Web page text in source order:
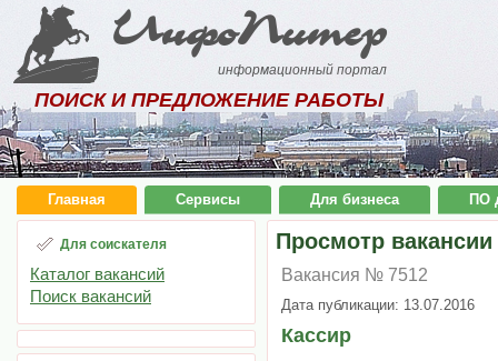
ИнфоПитер
информационный портал
ПОИСК И ПРЕДЛОЖЕНИЕ РАБОТЫ
Главная Сервисы Для бизнеса ПО
Для соискателя
Каталог вакансий
Поиск вакансий
Просмотр вакансии
Вакансия № 7512
Дата публикации: 13.07.2016
Кассир